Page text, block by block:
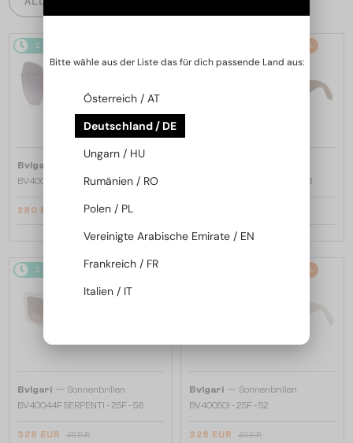
2-4 WERKTAGE
Bvlgari
BV40035U - 33T - 58
280 EUR 357 EUR
-20%
BV40044I SERPENTI - 45A - 53
2-4 WERKTAGE -20%
Bvlgari — Sonnenbrillen
BV40044F SERPENTI - 25F - 56
328 EUR 412 EUR
-20%
Bvlgari — Sonnenbrillen
BV40050I - 25F - 52
328 EUR 412 EUR
Bitte wähle aus der Liste das für dich passende Land aus:
Österreich / AT
Deutschland / DE
Ungarn / HU
Rumänien / RO
Polen / PL
Vereinigte Arabische Emirate / EN
Frankreich / FR
Italien / IT